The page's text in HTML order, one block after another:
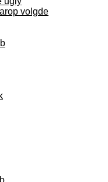
volgde